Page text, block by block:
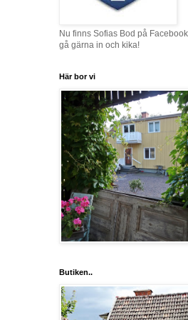
Nu finns Sofias Bod på
gå gärna in och kika!
Här bor vi
Butiken..